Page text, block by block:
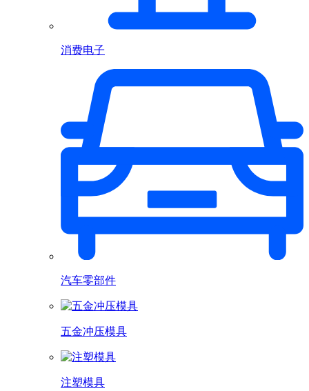
消费电子
汽车零部件
五金冲压模具
注塑模具